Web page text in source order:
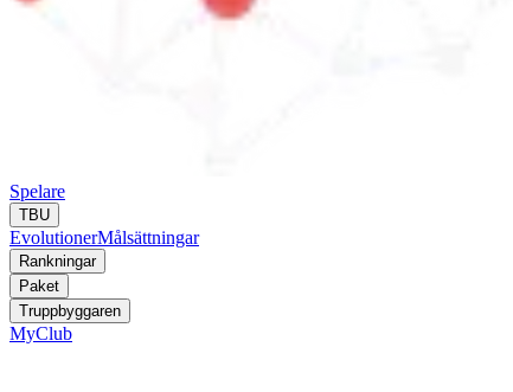
Spelare
TBU
EvolutionerMålsättningar
Rankningar
Paket
Truppbyggaren
MyClub